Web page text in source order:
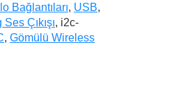
Bağlantıları, USB,
Çıkışı, i2c-
, Gömülü Wireless